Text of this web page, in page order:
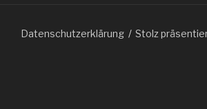
Datenschutzerklärung Stolz